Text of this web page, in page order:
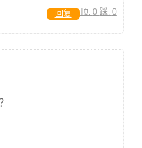
顶: 0 踩: 0
回复